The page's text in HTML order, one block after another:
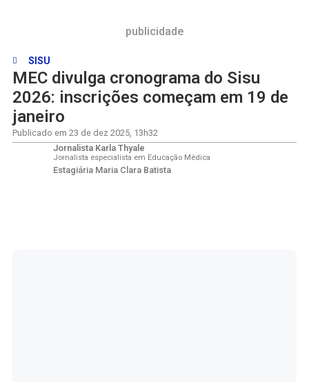
publicidade
SISU
MEC divulga cronograma do Sisu
2026: inscrições começam em 19 de
janeiro
Publicado em 23 de dez 2025, 13h32
Jornalista Karla Thyale
Jornalista especialista em Educação Médica
Estagiária Maria Clara Batista